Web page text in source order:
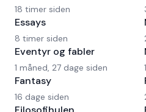
18 timer siden
Essays
8 timer siden
Eventyr og fabler
1 måned, 27 dage siden
Fantasy
16 dage siden